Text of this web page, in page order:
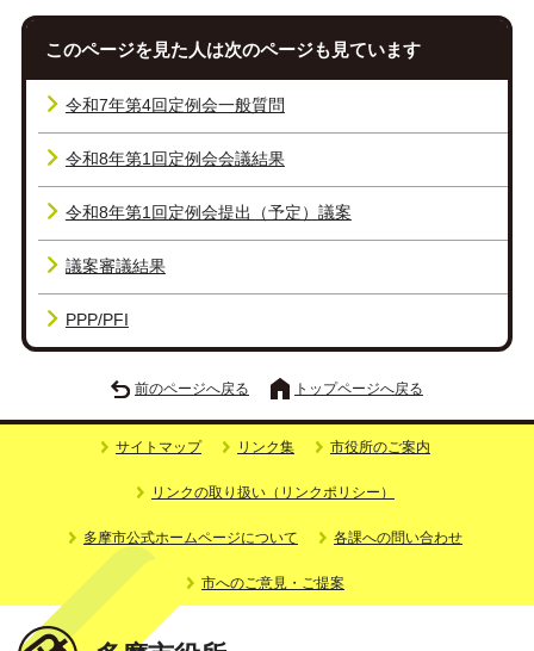
このページを見た人は次のページも見ています
令和7年第4回定例会一般質問
令和8年第1回定例会会議結果
令和8年第1回定例会提出（予定）議案
議案審議結果
PPP/PFI
前のページへ戻る トップページへ戻る
サイトマップ リンク集 市役所のご案内
リンクの取り扱い（リンクポリシー）
多摩市公式ホームページについて 各課への問い合わせ
市へのご意見・ご提案